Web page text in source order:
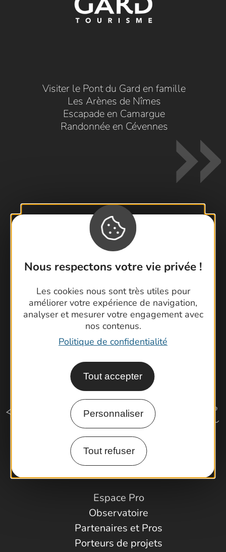
Nous respectons votre vie privée !
Les cookies nous sont très utiles pour
améliorer votre expérience de navigation,
analyser et mesurer votre engagement avec
nos contenus.
Politique de confidentialité
Tout accepter
Personnaliser
Tout refuser
Visiter le Pont du Gard en famille
Les Arènes de Nîmes
Escapade en Camargue
Randonnée en Cévennes
Contactez-nous !
Foire aux questions
Brochures
Cartoguides et Topoguides
Latitude Gard
Comment venir ?
Espace Pro
Observatoire
Partenaires et Pros
Porteurs de projets